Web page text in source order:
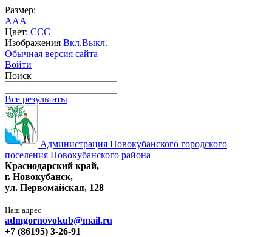
Размер:
AAA
Цвет: CCC
Изображения Вкл.Выкл.
Обычная версия сайта
Войти
Поиск
Все результаты
Администрация Новокубанского городского
поселения Новокубанского района
Краснодарский край,
г. Новокубанск,
ул. Первомайская, 128
Наш адрес
admgornovokub@mail.ru
+7 (86195) 3-26-91